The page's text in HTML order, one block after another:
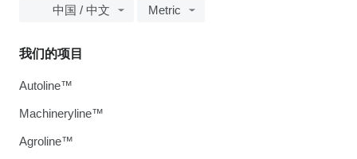
中国 / 中文 Metric
我们的项目
Autoline™
Machineryline™
Agroline™